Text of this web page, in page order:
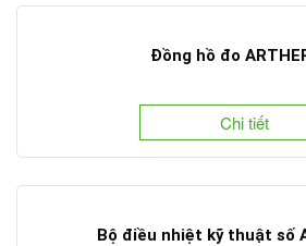
Đồng hồ đo
Chi tiết
Bộ điều nhiệt kỹ thuật số